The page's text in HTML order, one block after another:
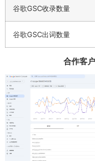
谷歌GSC收录数量
谷歌GSC出词数量
合作客